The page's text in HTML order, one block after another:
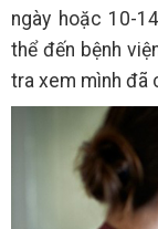
ngày hoặc 10-
thể đến bệnh
tra xem mình đã